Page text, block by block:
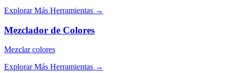
Explorar Más Herramientas →
Mezclador de Colores
Mezclar colores
Explorar Más Herramientas →